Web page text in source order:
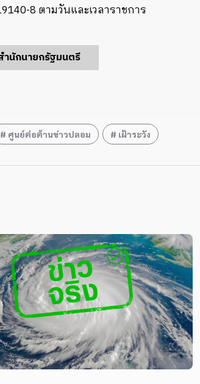
8 ตามวันและเวลาราชการ
ำนักนายกรัฐมนตรี
ศูนย์ต่อต้านข่าวปลอม เฝ้าระวัง